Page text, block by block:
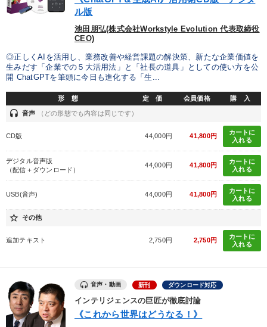
ル版
池田朋弘(株式会社Workstyle Evolution 代表取締役
CEO)
◎正しくAIを活用し、業務改善や経営課題の解決策、新たな企業価値を
生みだす「企業での５大活用法」と「社長の道具」としての使い方を公
開 ChatGPTを筆頭に今日も進化する「生...
形 態 定 価 会員価格 購 入
headset 音声 （どの形態でも内容は同じです）
CD版 44,000円 41,800円
カートに
入れる
デジタル音声版
（配信＋ダウンロード）
44,000円 41,800円
カートに
入れる
USB(音声) 44,000円 41,800円
カートに
入れる
star_border その他
追加テキスト 2,750円 2,750円
カートに
入れる
音声・動画 新刊 ダウンロード対応
インテリジェンスの巨匠が徹底討論
《これから世界はどうなる！》